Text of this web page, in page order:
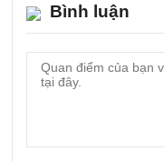
Bình luận